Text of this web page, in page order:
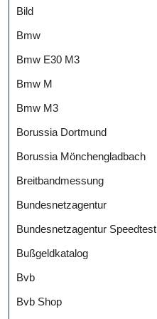
Bild
Bmw
Bmw E30 M3
Bmw M
Bmw M3
Borussia Dortmund
Borussia Mönchengladbach
Breitbandmessung
Bundesnetzagentur
Bundesnetzagentur Speedtest
Bußgeldkatalog
Bvb
Bvb Shop